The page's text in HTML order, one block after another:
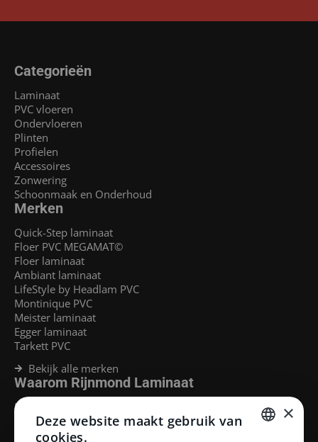
Categorieën
Laminaat
PVC vloeren
Ondervloeren
Plinten
Profielen
Accessoires
Zonwering
Schoonmaak en Onderhoud
Merken
Quick-Step laminaat
Floer PVC MEGAMAT©
Floer laminaat
Ambiant laminaat
LifeStyle by Headlam PVC
Montinique PVC
Meister laminaat
Egger laminaat
Tarkett PVC
Bekijk alle merken
Waarom Rijnmond Laminaat
Legservice
Laminaat Capelle aan den Ijssel
Laminaat voor vloerverwarming
×
Deze website maakt gebruik van
cookies.